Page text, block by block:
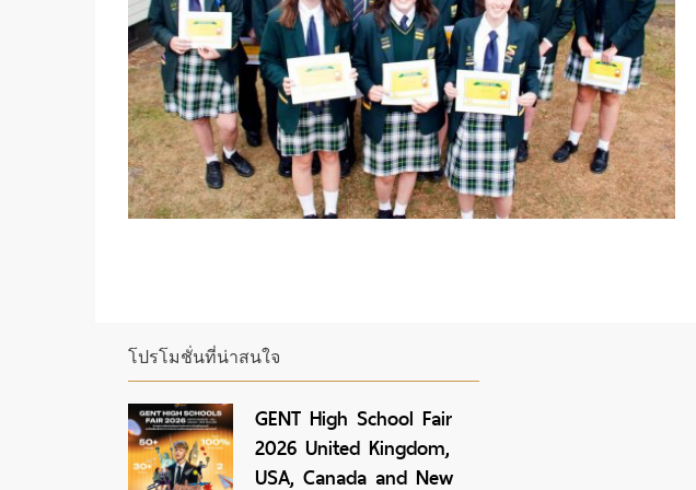
โปรโมชั่นที่น่าสนใจ
GENT High School Fair
2026 United Kingdom,
USA, Canada and New